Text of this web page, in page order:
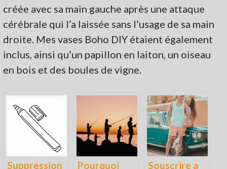
créée avec sa main gauche après une attaque
cérébrale qui l’a laissée sans l’usage de sa main
droite. Mes vases Boho DIY étaient également
inclus, ainsi qu’un papillon en laiton, un oiseau
en bois et des boules de vigne.
Suppression
Pourquoi
Souscrire a